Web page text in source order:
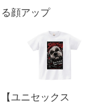
る顔アップ
【ユニセックス